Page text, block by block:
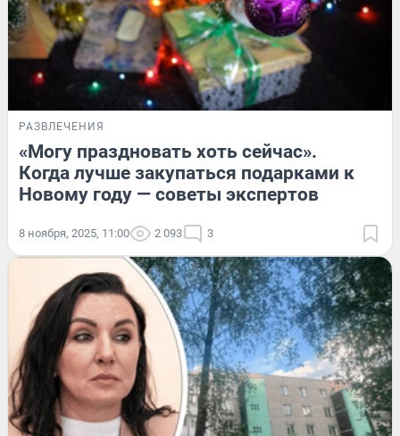
РАЗВЛЕЧЕНИЯ
«Могу праздновать хоть сейчас».
Когда лучше закупаться подарками к
Новому году — советы экспертов
8 ноября, 2025, 11:00 2 093 3